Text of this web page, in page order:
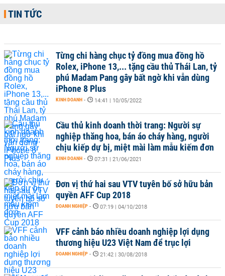
TIN TỨC
Từng chi hàng chục tỷ đồng mua đồng hồ
Rolex, iPhone 13,... tặng cầu thủ Thái Lan, tỷ
phú Madam Pang gây bất ngờ khi vẫn dùng
iPhone 8 Plus
KINH DOANH - 14:41 | 10/05/2022
Cầu thủ kinh doanh thời trang: Người sự
nghiệp thăng hoa, bán áo cháy hàng, người
chịu kiếp dự bị, miệt mài làm mẫu kiếm đơn
KINH DOANH - 07:31 | 21/06/2021
Đơn vị thứ hai sau VTV tuyên bố sở hữu bản
quyền AFF Cup 2018
DOANH NGHIỆP - 07:19 | 04/10/2018
VFF cảnh báo nhiều doanh nghiệp lợi dụng
thương hiệu U23 Việt Nam để trục lợi
DOANH NGHIỆP - 21:42 | 30/08/2018